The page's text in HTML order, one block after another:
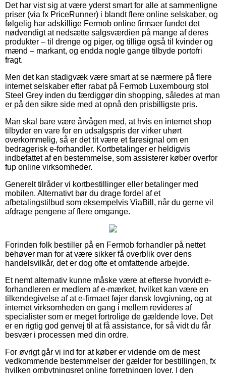
Det har vist sig at være yderst smart for alle at sammenligne
priser (via fx PriceRunner) i blandt flere online selskaber, og
følgelig har adskillige Fermob online firmaer fundet det
nødvendigt at nedsætte salgsværdien på mange af deres
produkter – til drenge og piger, og tillige også til kvinder og
mænd – markant, og endda nogle gange tilbyde portofri
fragt.
Men det kan stadigvæk være smart at se nærmere på flere
internet selskaber efter rabat på Fermob Luxembourg stol
Steel Grey inden du færdiggør din shopping, således at man
er på den sikre side med at opnå den prisbilligste pris.
Man skal bare være årvågen med, at hvis en internet shop
tilbyder en vare for en udsalgspris der virker uhørt
overkommelig, så er det tit være et faresignal om en
bedragerisk e-forhandler. Kortbetalinger er heldigvis
indbefattet af en bestemmelse, som assisterer køber overfor
fup online virksomheder.
Generelt tilråder vi kortbestillinger eller betalinger med
mobilen. Alternativt bør du drage fordel af et
afbetalingstilbud som eksempelvis ViaBill, når du gerne vil
afdrage pengene af flere omgange.
Forinden folk bestiller på en Fermob forhandler på nettet
behøver man for at være sikker få overblik over dens
handelsvilkår, det er dog ofte et omfattende arbejde.
Et nemt alternativ kunne måske være at efterse hvorvidt e-
forhandleren er medlem af e-mærket, hvilket kan være en
tilkendegivelse af at e-firmaet føjer dansk lovgivning, og at
internet virksomheden en gang i mellem revideres af
specialister som er meget fortrolige de gældende love. Det
er en rigtig god genvej til at få assistance, for så vidt du får
besvær i processen med din ordre.
For øvrigt går vi ind for at køber er vidende om de mest
vedkommende bestemmelser der gælder for bestillingen, fx
hvilken ombytningsret online forretningen lover. I den